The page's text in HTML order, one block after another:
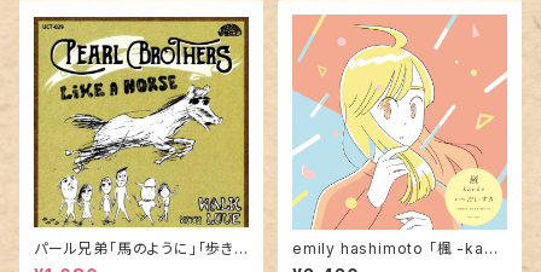
パール兄弟「馬のように」「歩きラ
ブ」
emily hashimoto 「楓 -kaed
e- /だいすき 」7inch